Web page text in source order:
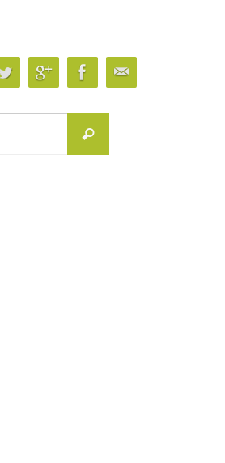
Suchen